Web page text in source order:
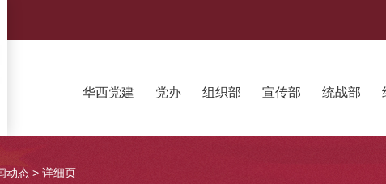
华西党建 党办 组织部 宣传部 统战部
动态 > 详细页